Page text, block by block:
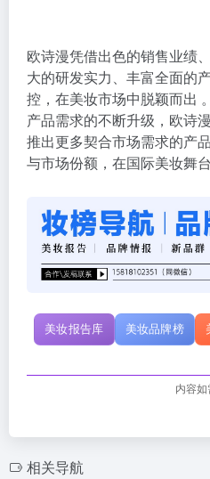
欧诗漫凭借出色的销售业绩
大的研发实力、丰富全面的
控，在美妆市场中脱颖而出
产品需求的不断升级，欧诗
推出更多契合市场需求的产
与市场份额，在国际美妆舞
美妆报告库 美妆品牌榜
内容
相关导航